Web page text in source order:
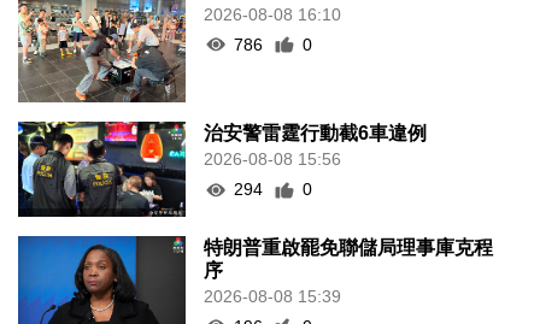
2026-08-08 16:10
786
0
治安警雷霆行動截6車違例
2026-08-08 15:56
294
0
特朗普重啟罷免聯儲局理事庫克程
序
2026-08-08 15:39